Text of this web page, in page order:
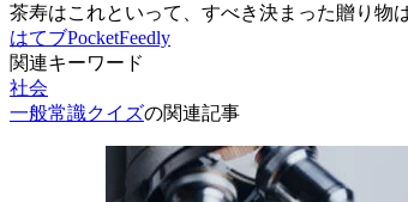
茶寿はこれといって、すべき決まった贈り物
はてブPocketFeedly
関連キーワード
社会
一般常識クイズの関連記事